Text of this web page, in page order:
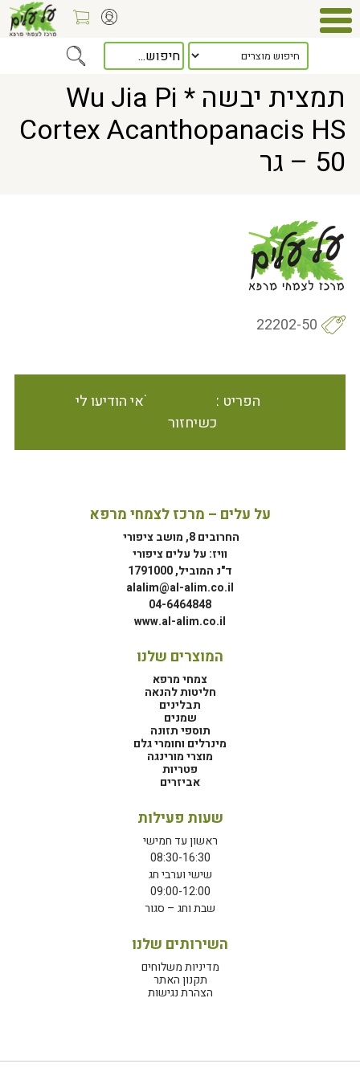
> תמצית יבשה * Wu Jia Pi Cortex Acanthopanacis HS – 50 גר
תמצית יבשה * Wu Jia Pi
Cortex Acanthopanacis HS
– 50 גר
22202-50
הפריט אינו זמין במלאי הודיעו לי
כשיחזור
על עלים – מרכז לצמחי מרפא
החרובים 8, מושב ציפורי
וויז: על עלים ציפורי
ד"נ המוביל, 1791000
alalim@al-alim.co.il
04-6464848
www.al-alim.co.il
המוצרים שלנו
צמחי מרפא
חליטות להנאה
תבלינים
שמנים
תוספי תזונה
מינרלים וחומרי גלם
מוצרי מורינגה
פטריות
אביזרים
שעות פעילות
ראשון עד חמישי
08:30-16:30
שישי וערבי חג
09:00-12:00
שבת וחג – סגור
השירותים שלנו
מדיניות משלוחים
תקנון האתר
הצהרת נגישות